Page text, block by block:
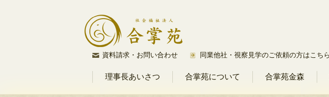
コ 資料請求・お問い合わせ 同業他社・視察見学のご依頼の方はこちら
理事長あいさつ 合掌苑について 合掌苑金森